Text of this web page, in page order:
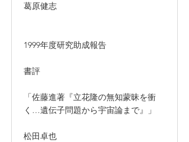
葛原健志
1999年度研究助成報告
書評
「佐藤進著『立花隆の無知蒙昧を衝
く…遺伝子問題から宇宙論まで』」
松田卓也